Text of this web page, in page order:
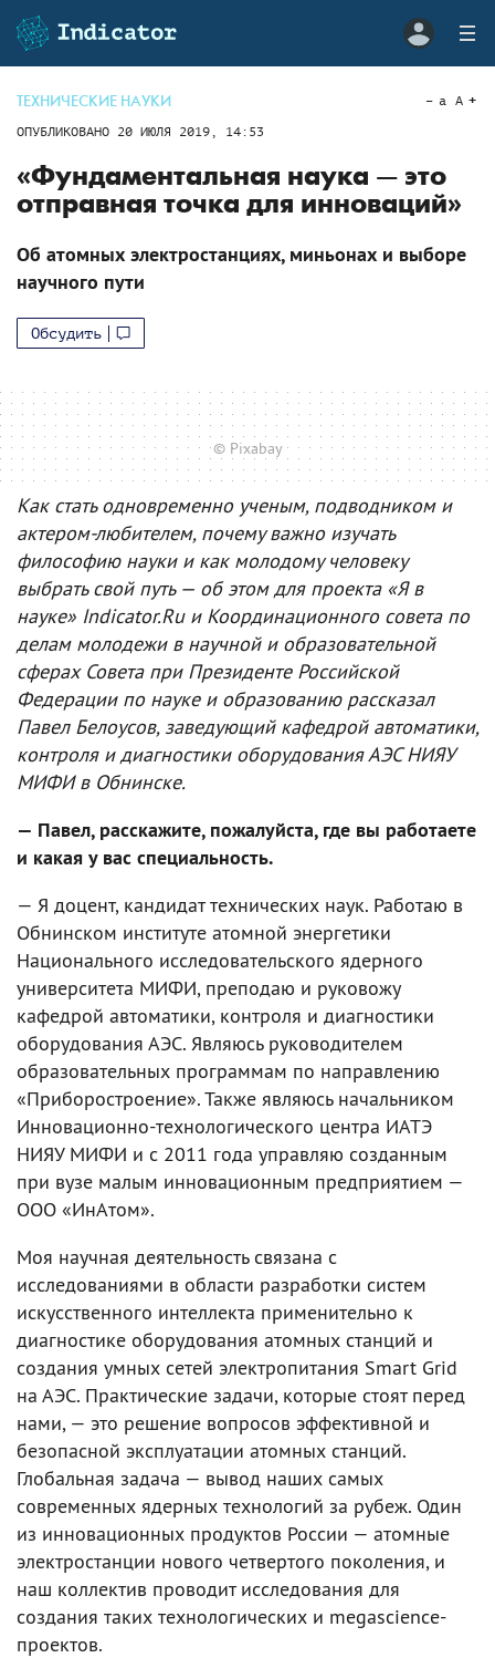
ТЕХНИЧЕСКИЕ НАУКИ
ОПУБЛИКОВАНО 20 ИЮЛЯ 2019, 14:53
a A
«Фундаментальная наука — это
отправная точка для инноваций»
Об атомных электростанциях, миньонах и выборе
научного пути
Обсудить
© Pixabay
Как стать одновременно ученым, подводником и
актером-любителем, почему важно изучать
философию науки и как молодому человеку
выбрать свой путь — об этом для проекта «Я в
науке» Indicator.Ru и Координационного совета по
делам молодежи в научной и образовательной
сферах Совета при Президенте Российской
Федерации по науке и образованию рассказал
Павел Белоусов, заведующий кафедрой автоматики,
контроля и диагностики оборудования АЭС НИЯУ
МИФИ в Обнинске.
— Павел, расскажите, пожалуйста, где вы работаете
и какая у вас специальность.
— Я доцент, кандидат технических наук. Работаю в
Обнинском институте атомной энергетики
Национального исследовательского ядерного
университета МИФИ, преподаю и руковожу
кафедрой автоматики, контроля и диагностики
оборудования АЭС. Являюсь руководителем
образовательных программам по направлению
«Приборостроение». Также являюсь начальником
Инновационно-технологического центра ИАТЭ
НИЯУ МИФИ и с 2011 года управляю созданным
при вузе малым инновационным предприятием —
ООО «ИнАтом».
Моя научная деятельность связана с
исследованиями в области разработки систем
искусственного интеллекта применительно к
диагностике оборудования атомных станций и
создания умных сетей электропитания Smart Grid
на АЭС. Практические задачи, которые стоят перед
нами, — это решение вопросов эффективной и
безопасной эксплуатации атомных станций.
Глобальная задача — вывод наших самых
современных ядерных технологий за рубеж. Один
из инновационных продуктов России — атомные
электростанции нового четвертого поколения, и
наш коллектив проводит исследования для
создания таких технологических и megascience-
проектов.